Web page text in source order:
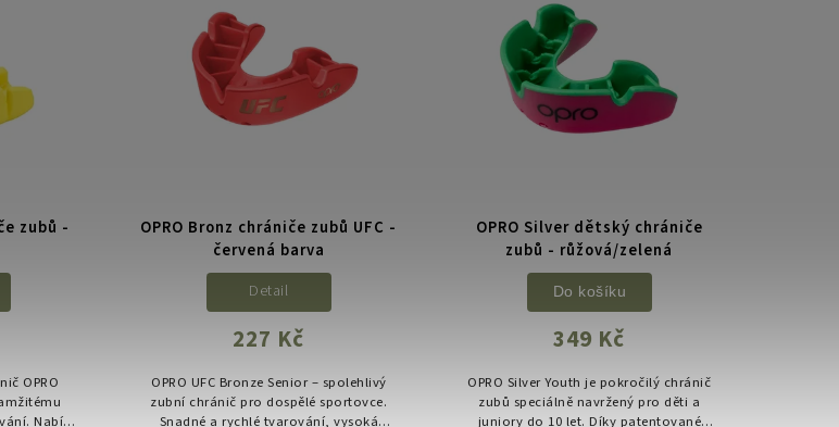
zubů -
OPRO
Nabízí
OPRO Bronz chrániče zubů UFC -
červená barva
227 Kč
Detail
OPRO UFC Bronze Senior – spolehlivý
zubní chránič pro dospělé sportovce.
Snadné a rychlé tvarování, vysoká
OPRO Silver dětský chrániče
zubů - růžová/zelená
349 Kč
Do košíku
OPRO Silver Youth je pokročilý chránič
zubů speciálně navržený pro děti a
juniory do 10 let. Díky patentované